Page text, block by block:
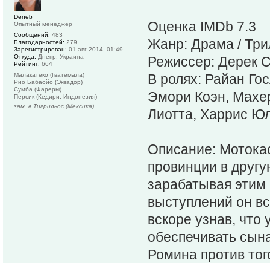
Оценка IMDb 7.3
Жанр: Драма /
Режиссер: Дерек
В ролях: Райан
Эмори Коэн,
Лиотта, Харрис
Описание:
провинции в
зарабатывая
выступлений он
вскоре узнав,
обеспечивать
Ромина против
Deneb
Опытный менеджер
Сообщений: 483
Благодарностей: 279
Зарегистрирован: 01 авг 2014, 01:49
Откуда: Днепр, Украина
Рейтинг: 664
Малакатеко (Гватемала)
Рио Бабаойо (Эквадор)
Сумба (Фареры)
Персик (Кедири, Индонезия)
зам. в Тигрильос (Мексика)